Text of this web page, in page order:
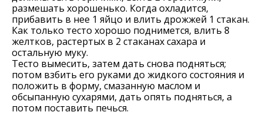
размешать хорошенько. Когда охладится,
прибавить в нее 1 яйцо и влить дрожжей 1 стакан.
Как только тесто хорошо поднимется, влить 8
желтков, растертых в 2 стаканах сахара и
остальную муку.
Тесто вымесить, затем дать снова подняться;
потом взбить его руками до жидкого состояния и
положить в форму, смазанную маслом и
обсыпанную сухарями, дать опять подняться, а
потом поставить печься.